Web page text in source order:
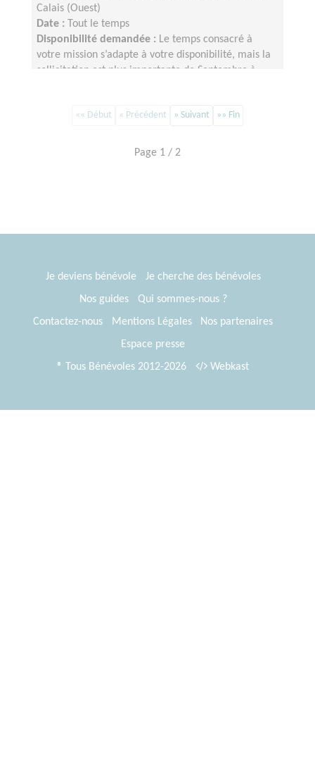
Calais (Ouest)
Date :
Tout le temps
Disponibilité demandée : Le temps consacré à
votre mission s’adapte à votre disponibilité, mais la
sollicitation est plus importante de Septembre à
«« Début « Précédent » Suivant »» Fin
Page 1 / 2
Je deviens bénévole
Je cherche des bénévoles
Nos guides
Qui sommes-nous ?
Contactez-nous
Mentions Légales
Nos partenaires
Espace presse
® Tous Bénévoles 2012-2026
Webkast